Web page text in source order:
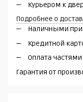
Курьером к
Подробнее о
Наличными при
Кредитной
Оплата
Гарантия от